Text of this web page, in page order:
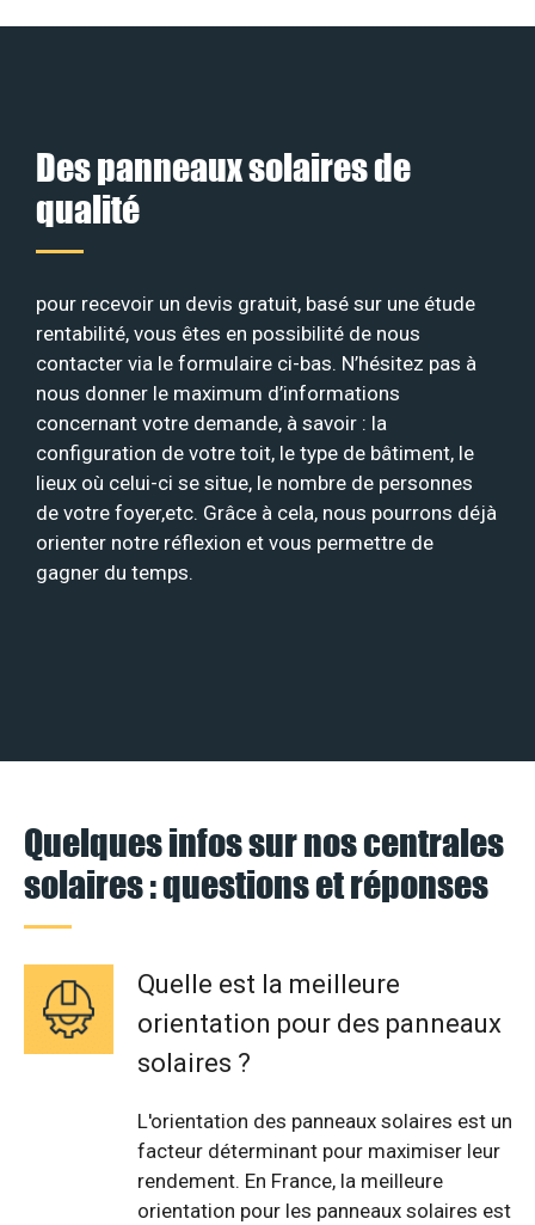
Des panneaux solaires de
qualité
pour recevoir un devis gratuit, basé sur une étude
rentabilité, vous êtes en possibilité de nous
contacter via le formulaire ci-bas. N’hésitez pas à
nous donner le maximum d’informations
concernant votre demande, à savoir : la
configuration de votre toit, le type de bâtiment, le
lieux où celui-ci se situe, le nombre de personnes
de votre foyer,etc. Grâce à cela, nous pourrons déjà
orienter notre réflexion et vous permettre de
gagner du temps.
Quelques infos sur nos centrales
solaires : questions et réponses
Quelle est la meilleure
orientation pour des panneaux
solaires ?
L'orientation des panneaux solaires est un
facteur déterminant pour maximiser leur
rendement. En France, la meilleure
orientation pour les panneaux solaires est